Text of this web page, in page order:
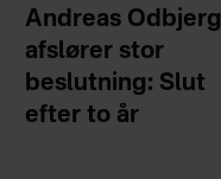
Andreas Odbjerg
afslører stor
beslutning: Slut
efter to år